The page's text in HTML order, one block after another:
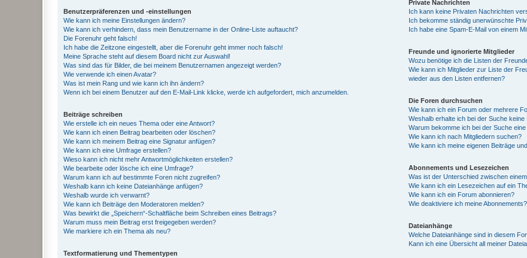
Benutzerpräferenzen und -einstellungen
Wie kann ich meine Einstellungen ändern?
Wie kann ich verhindern, dass mein Benutzername in der Online-Liste auftaucht?
Die Forenuhr geht falsch!
Ich habe die Zeitzone eingestellt, aber die Forenuhr geht immer noch falsch!
Meine Sprache steht auf diesem Board nicht zur Auswahl!
Was sind das für Bilder, die bei meinem Benutzernamen angezeigt werden?
Wie verwende ich einen Avatar?
Was ist mein Rang und wie kann ich ihn ändern?
Wenn ich bei einem Benutzer auf den E-Mail-Link klicke, werde ich aufgefordert, mich anzumelden.
Beiträge schreiben
Wie erstelle ich ein neues Thema oder eine Antwort?
Wie kann ich einen Beitrag bearbeiten oder löschen?
Wie kann ich meinem Beitrag eine Signatur anfügen?
Wie kann ich eine Umfrage erstellen?
Wieso kann ich nicht mehr Antwortmöglichkeiten erstellen?
Wie bearbeite oder lösche ich eine Umfrage?
Warum kann ich auf bestimmte Foren nicht zugreifen?
Weshalb kann ich keine Dateianhänge anfügen?
Weshalb wurde ich verwarnt?
Wie kann ich Beiträge den Moderatoren melden?
Was bewirkt die „Speichern“-Schaltfläche beim Schreiben eines Beitrags?
Warum muss mein Beitrag erst freigegeben werden?
Wie markiere ich ein Thema als neu?
Textformatierung und Thementypen
Private Nachrichten
Ich kann keine Privaten Nachrichten
Ich bekomme ständig unerwünschte
Ich habe eine Spam-E-Mail von einem
Freunde und ignorierte Mitglieder
Wozu benötige ich die Listen der
Wie kann ich Mitglieder zur Liste der
wieder aus den Listen entfernen?
Die Foren durchsuchen
Wie kann ich ein Forum oder mehrere
Weshalb erhalte ich bei der Suche keine
Warum bekomme ich bei der Suche
Wie kann ich nach Mitgliedern suchen?
Wie kann ich meine eigenen Beiträge
Abonnements und Lesezeichen
Was ist der Unterschied zwischen
Wie kann ich ein Lesezeichen auf ein
Wie kann ich ein Forum abonnieren?
Wie deaktiviere ich meine Abonnements?
Dateianhänge
Welche Dateianhänge sind in diesem
Kann ich eine Übersicht all meiner